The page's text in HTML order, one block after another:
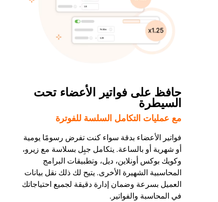
حافظ على فواتير الأعضاء تحت
السيطرة
مع عمليات التكامل السلسة للفوترة
فواتير الأعضاء بدقة سواء كنت تفرض رسومًا يومية
أو شهرية أو بالساعة. يتكامل جبِل بسلاسة مع زيرو،
وكويك بوكس أونلاين، ديل، وتطبيقات البرامج
المحاسبية الشهيرة الأخرى. يتيح لك ذلك نقل بيانات
العميل بسرعة وضمان إدارة دقيقة لجميع احتياجاتك
في المحاسبة والفواتير.